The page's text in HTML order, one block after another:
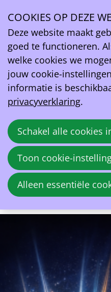
24
apr
12:00 - 16:30
De Schorre -
EV Belgium
Deze besloten C-
sectorleiders samen
randvoorwaarden,
bespreken die
verdere ontwikkeling
markt.
COOKIES OP DEZE
Deze website maakt
goed te functioneren.
welke cookies we
jouw cookie-
informatie is
privacyverklaring.
Schakel alle cookies
Toon cookie-
Alleen essentiële